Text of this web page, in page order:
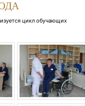
цикл обучающих